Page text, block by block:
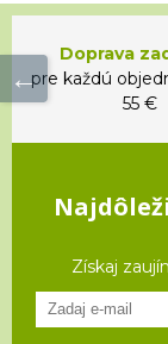
Doprava
pre každú
55 €
Získaj